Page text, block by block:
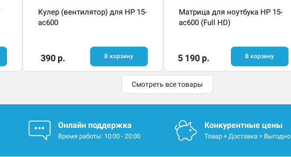
Кулер (вентилятор) для HP 15-
ac600
390 р. В корзину
Матрица для ноутбука HP 15-
ac600 (Full HD)
5 190 р. В корзину
Смотреть все товары
Онлайн поддержка
Время работы: 10:00 - 20:00
Конкурентные цены
Товар + Доставка = Выгодно